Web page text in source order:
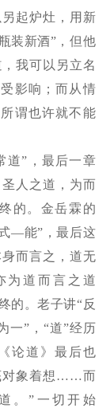
起炉灶，用新
装新酒”，但他
我可以另立名
影响；而从情
谓也许就不能
道”，最后一章
人之道，为而
的。金岳霖的
—能”，最后这
而言之，道无
为道而言之道
的。老子讲“反
一”，“道”经历
论道》最后也
对象着想……而
。”一切开始